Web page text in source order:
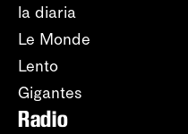
la diaria
Le Monde
Lento
Gigantes
Radio